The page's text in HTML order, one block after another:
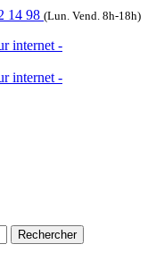
14 98 (Lun. Vend. 8h-18h)
Rechercher